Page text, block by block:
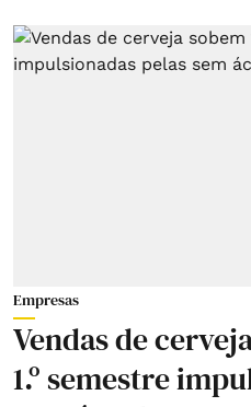
Empresas
Vendas de
1.º semestre